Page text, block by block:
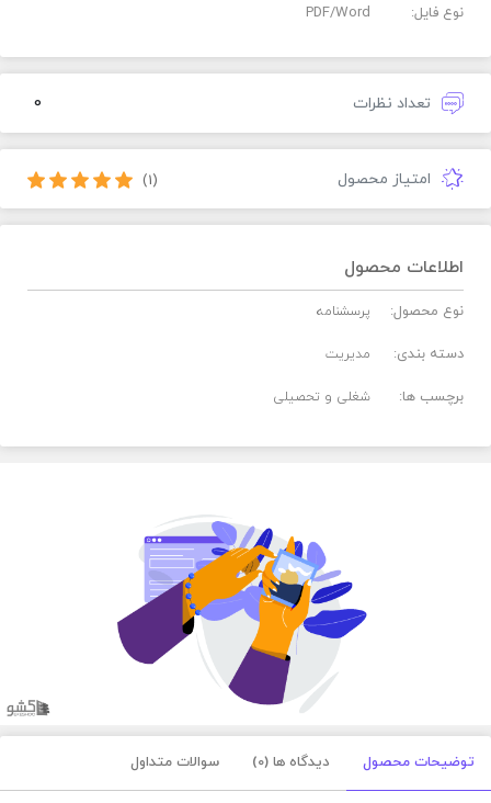
نوع فایل:
PDF/Word
تعداد نظرات 0
امتیاز محصول (1)
اطلاعات محصول
نوع محصول: پرسشنامه
دسته بندی: مدیریت
برچسب ها: شغلی و تحصیلی
توضیحات محصول دیدگاه ها (0) سوالات متداول